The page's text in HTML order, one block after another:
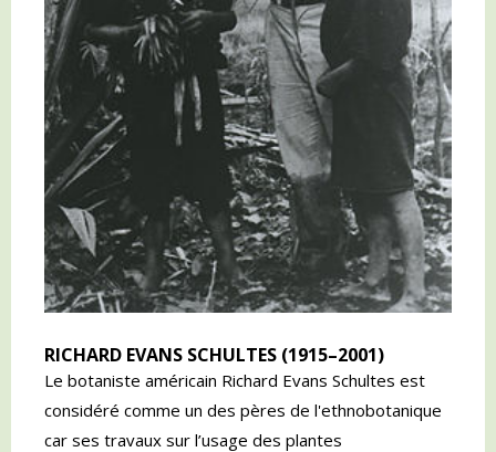
RICHARD EVANS SCHULTES (1915–2001)
Le botaniste américain Richard Evans Schultes est
considéré comme un des pères de l'ethnobotanique
car ses travaux sur l’usage des plantes